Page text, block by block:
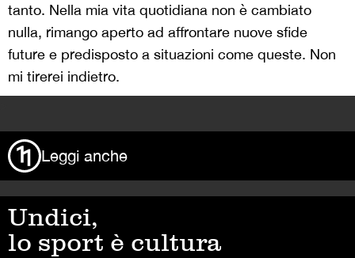
tanto. Nella mia vita quotidiana non è cambiato
nulla, rimango aperto ad affrontare nuove sfide
future e predisposto a situazioni come queste. Non
mi tirerei indietro.
Leggi anche
Undici,
lo sport è cultura